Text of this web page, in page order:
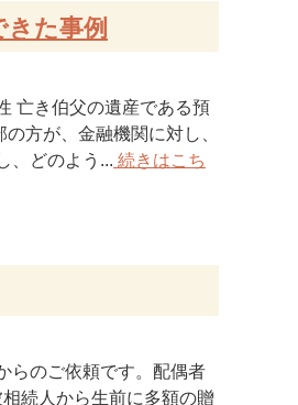
た事例
亡き伯父の遺産である預
方が、金融機関に対し、
、どのよう... 続きはこち
らのご依頼です。配偶者
続人から生前に多額の贈